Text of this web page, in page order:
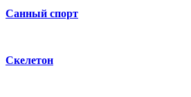
Санный спорт
Скелетон